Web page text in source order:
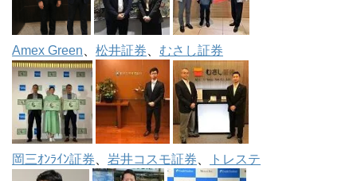
Amex Green 松井証券 むさし証券
岡三ｵﾝﾗｲﾝ証券 岩井コスモ証券 トレステ